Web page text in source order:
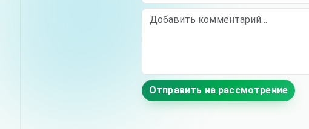
Comment
Отправить на рассмотрение